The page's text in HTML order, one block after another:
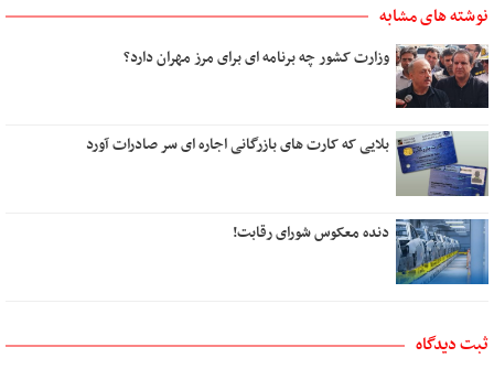
نوشته های مشابه
وزارت کشور چه برنامه ای برای مرز مهران دارد؟
بلایی که کارت های بازرگانی اجاره ای سر صادرات آورد
دنده معکوس شورای رقابت!
ثبت دیدگاه